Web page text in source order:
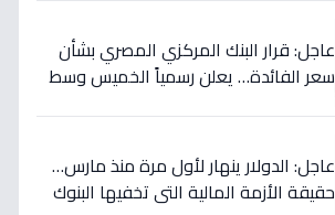
عاجل: قرار البنك المركزي المصري بشأن
سعر الفائدة… يعلن رسمياً الخميس وسط
عاجل: الدولار ينهار لأول مرة منذ مارس…
حقيقة الأزمة المالية التي تخفيها البنوك